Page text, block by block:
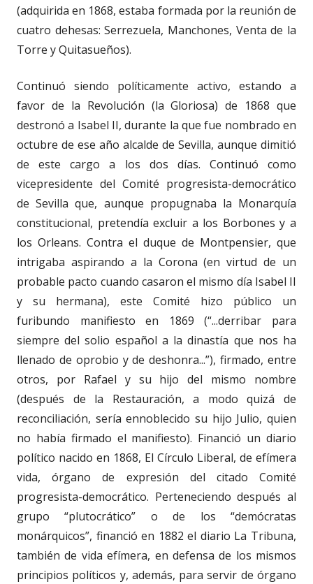
(adquirida en 1868, estaba formada por la reunión de
cuatro dehesas: Serrezuela, Manchones, Venta de la
Torre y Quitasueños).
Continuó siendo políticamente activo, estando a
favor de la Revolución (la Gloriosa) de 1868 que
destronó a Isabel II, durante la que fue nombrado en
octubre de ese año alcalde de Sevilla, aunque dimitió
de este cargo a los dos días. Continuó como
vicepresidente del Comité progresista-democrático
de Sevilla que, aunque propugnaba la Monarquía
constitucional, pretendía excluir a los Borbones y a
los Orleans. Contra el duque de Montpensier, que
intrigaba aspirando a la Corona (en virtud de un
probable pacto cuando casaron el mismo día Isabel II
y su hermana), este Comité hizo público un
furibundo manifiesto en 1869 (“...derribar para
siempre del solio español a la dinastía que nos ha
llenado de oprobio y de deshonra...”), firmado, entre
otros, por Rafael y su hijo del mismo nombre
(después de la Restauración, a modo quizá de
reconciliación, sería ennoblecido su hijo Julio, quien
no había firmado el manifiesto). Financió un diario
político nacido en 1868, El Círculo Liberal, de efímera
vida, órgano de expresión del citado Comité
progresista-democrático. Perteneciendo después al
grupo “plutocrático” o de los “demócratas
monárquicos”, financió en 1882 el diario La Tribuna,
también de vida efímera, en defensa de los mismos
principios políticos y, además, para servir de órgano